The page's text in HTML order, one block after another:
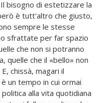
bisogno di estetizzare la
è tutt'altro che giusto,
sempre le stesse
sfrattate per far spazio
che non si potranno
quelle che il «bello» non
chissà, magari il
un tempo in cui ormai
alla vita quotidiana